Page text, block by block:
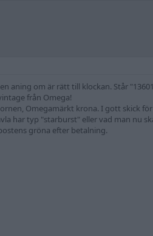
aning om är rätt till klockan. Står
från Omega!
Omegamärkt krona. I gott skick
har typ "starburst" eller vad man nu
gröna efter betalning.